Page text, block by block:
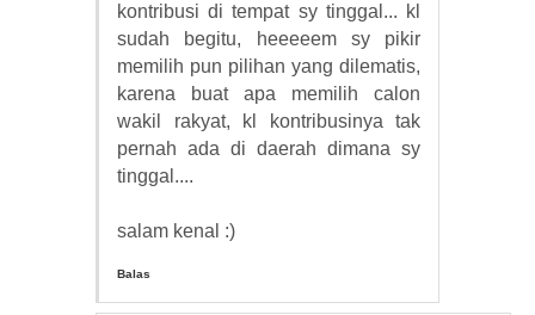
kontribusi di tempat sy tinggal... kl
sudah begitu, heeeeem sy pikir
memilih pun pilihan yang dilematis,
karena buat apa memilih calon
wakil rakyat, kl kontribusinya tak
pernah ada di daerah dimana sy
tinggal....
salam kenal :)
Balas